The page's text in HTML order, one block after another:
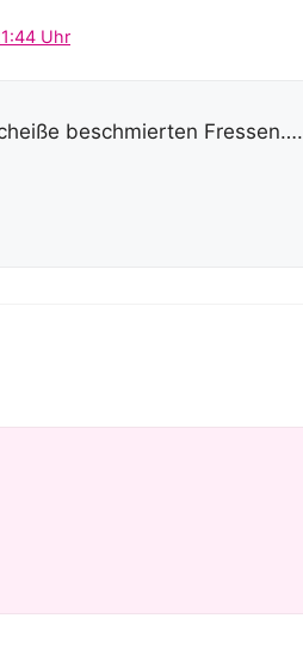
Uhr
beschmierten Fressen….